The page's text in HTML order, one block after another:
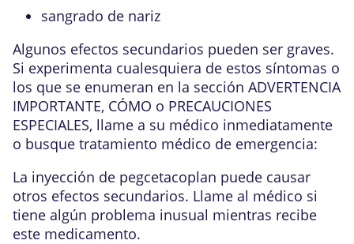
sangrado de nariz
Algunos efectos secundarios pueden ser graves.
Si experimenta cualesquiera de estos síntomas o
los que se enumeran en la sección ADVERTENCIA
IMPORTANTE, CÓMO o PRECAUCIONES
ESPECIALES, llame a su médico inmediatamente
o busque tratamiento médico de emergencia:
La inyección de pegcetacoplan puede causar
otros efectos secundarios. Llame al médico si
tiene algún problema inusual mientras recibe
este medicamento.